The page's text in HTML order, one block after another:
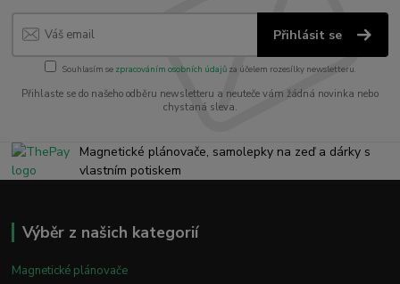
Přihlásit se
Souhlasím se zpracováním osobních údajůza účelem rozesílky newsletteru.
Přihlaste se do našeho odběru newsletteru a neuteče vám žádná novinka nebo
chystaná sleva.
Magnetické plánovače, samolepky na zeď a dárky s
vlastním potiskem
Výběr z našich kategorií
Magnetické plánovače